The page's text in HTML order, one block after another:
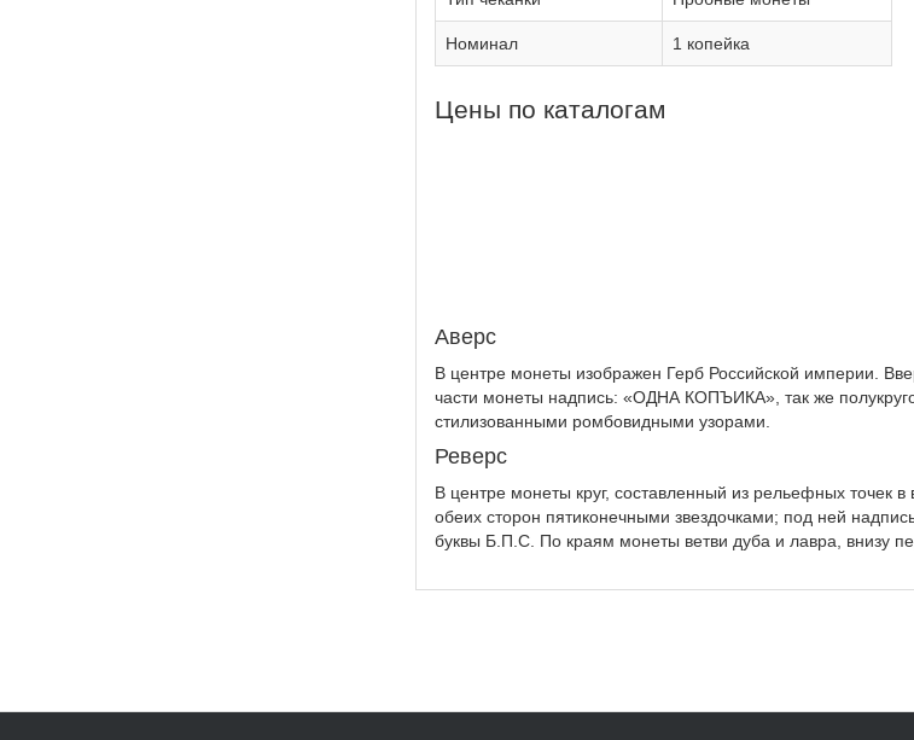
Номинал 1 копейка
Цены по каталогам
Аверс
В центре монеты изображен Герб Российской империи.
части монеты надпись: «ОДНА КОПЪИКА», так же
стилизованными ромбовидными узорами.
Реверс
В центре монеты круг, составленный из рельефных точек
обеих сторон пятиконечными звездочками; под ней
буквы Б.П.С. По краям монеты ветви дуба и лавра, внизу